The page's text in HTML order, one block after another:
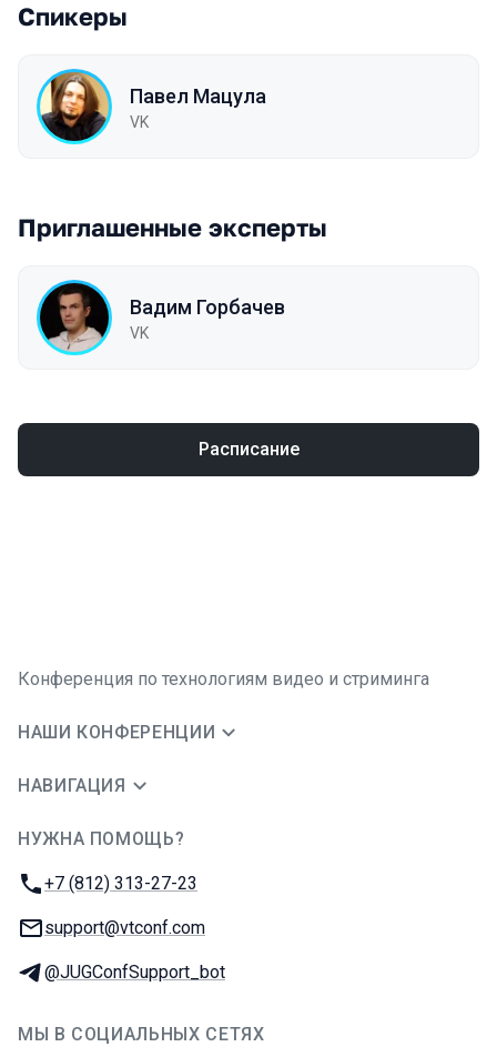
Спикеры
Павел Мацула
VK
Приглашенные эксперты
Вадим Горбачев
VK
Расписание
Конференция по технологиям видео и стриминга
НАШИ КОНФЕРЕНЦИИ
НАВИГАЦИЯ
НУЖНА ПОМОЩЬ?
Телефон:
+7 (812) 313-27-23
E-mail:
support@vtconf.com
Телеграм:
@JUGConfSupport_bot
МЫ В СОЦИАЛЬНЫХ СЕТЯХ